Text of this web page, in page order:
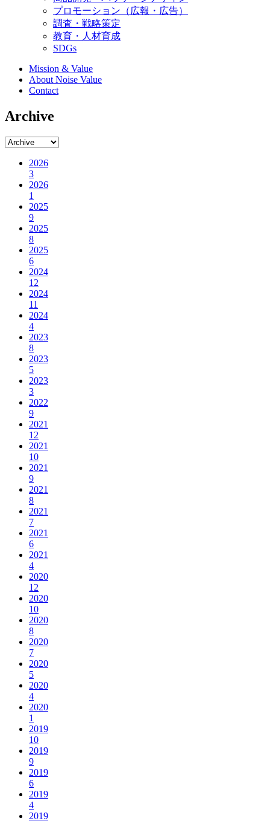
プロモーション（広報・広告）
調査・戦略策定
教育・人材育成
SDGs
Mission & Value
About Noise Value
Contact
Archive
2026
3
2026
1
2025
9
2025
8
2025
6
2024
12
2024
11
2024
4
2023
8
2023
5
2023
3
2022
9
2021
12
2021
10
2021
9
2021
8
2021
7
2021
6
2021
4
2020
12
2020
10
2020
8
2020
7
2020
5
2020
4
2020
1
2019
10
2019
9
2019
6
2019
4
2019